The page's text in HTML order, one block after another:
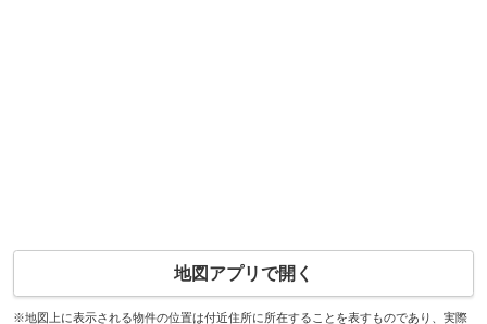
地図アプリで開く
※地図上に表示される物件の位置は付近住所に所在することを表すものであり、実際